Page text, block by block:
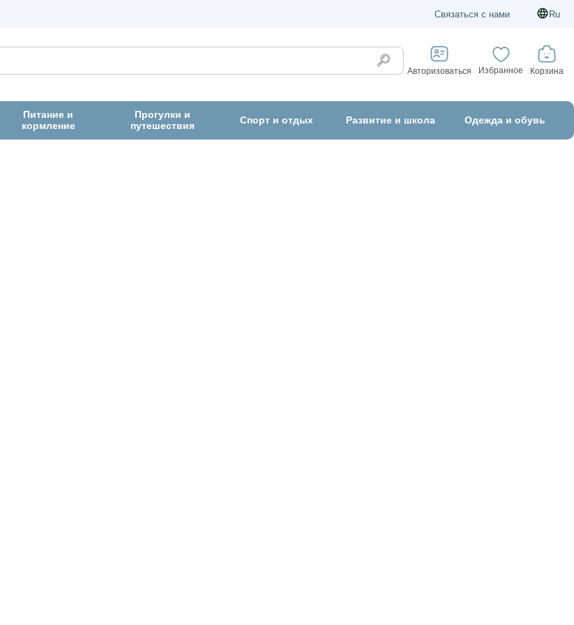
Связаться с нами Ru
Авторизоваться Избранное Корзина
Питание и
кормление
Прогулки и
путешествия
Спорт и отдых Развитие и школа Одежда и обувь